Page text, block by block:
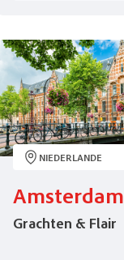
NIEDERLANDE
Amsterdam
Grachten & Flair